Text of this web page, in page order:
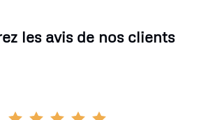
les avis de nos clients